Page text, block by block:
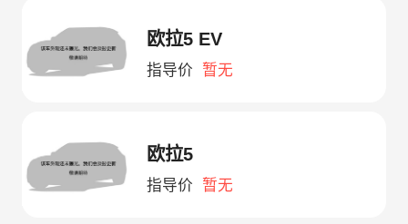
欧拉5 EV
指导价 暂无
欧拉5
指导价 暂无